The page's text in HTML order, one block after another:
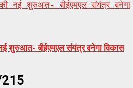
नई शुरुआत- बीईएमएल संयंत्र बनेगा
शुरुआत- बीईएमएल संयंत्र बनेगा विकास